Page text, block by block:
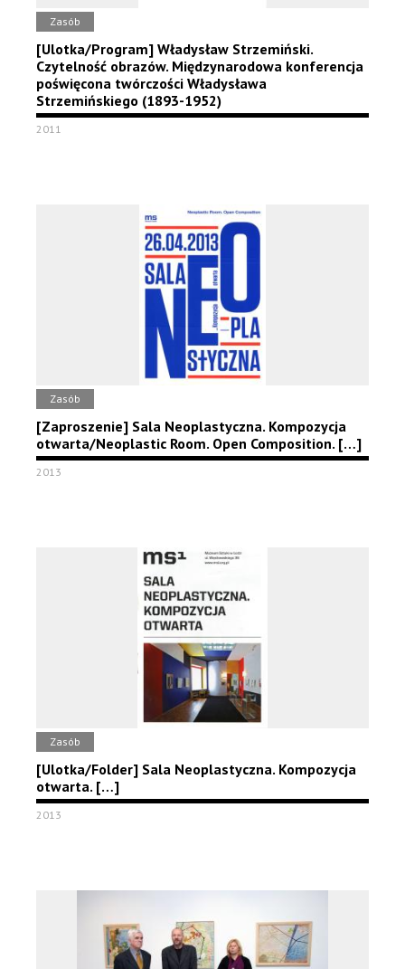
Zasób
[Ulotka/Program] Władysław Strzemiński.
Czytelność obrazów. Międzynarodowa konferencja
poświęcona twórczości Władysława
Strzemińskiego (1893-1952)
2011
Zasób
[Zaproszenie] Sala Neoplastyczna. Kompozycja
otwarta/Neoplastic Room. Open Composition. […]
2013
Zasób
[Ulotka/Folder] Sala Neoplastyczna. Kompozycja
otwarta. […]
2013